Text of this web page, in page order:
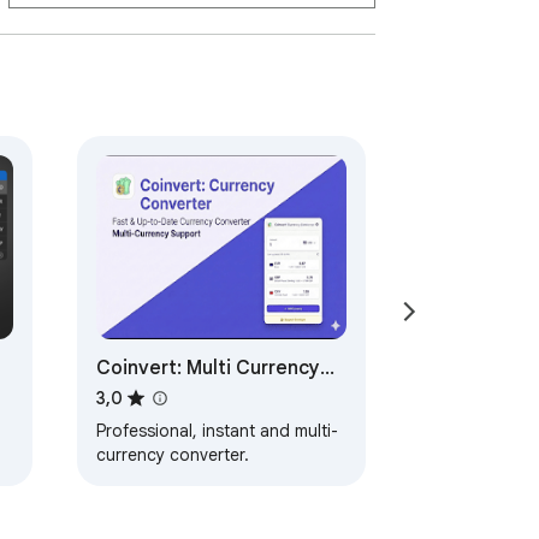
Coinvert: Multi Currency
Converter
3,0
Professional, instant and multi-
currency converter.